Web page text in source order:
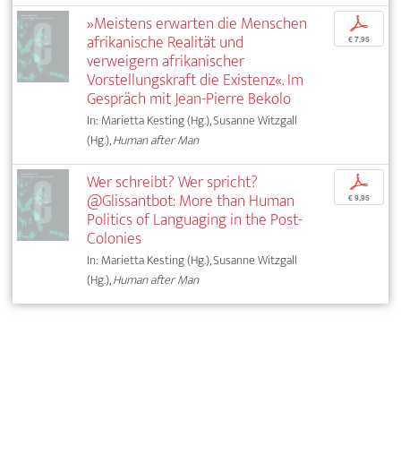
»Meistens erwarten die Menschen
afrikanische Realität und
verweigern afrikanischer
Vorstellungskraft die Existenz«. Im
Gespräch mit Jean-Pierre Bekolo
In: Marietta Kesting (Hg.), Susanne Witzgall
(Hg.),Human after Man
p
€ 7,95
Wer schreibt? Wer spricht?
@Glissantbot: More than Human
Politics of Languaging in the Post-
Colonies
In: Marietta Kesting (Hg.), Susanne Witzgall
(Hg.),Human after Man
p
€ 9,95